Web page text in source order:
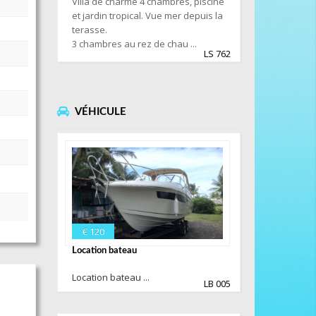
et jardin tropical. Vue mer depuis la
terasse.
3 chambres au rez de chau ...
LS 762
VÉHICULE
€ 120
Location bateau
Location bateau ... LB 005